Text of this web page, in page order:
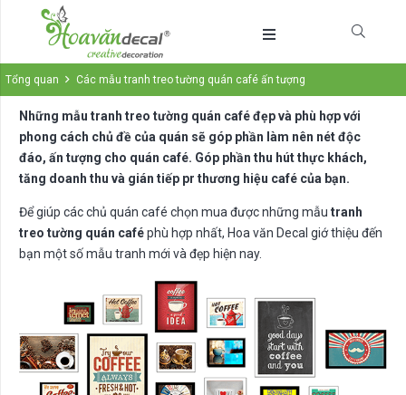
Tổng quan Các mẫu tranh treo tường quán café ấn tượng
Những mẫu tranh treo tường quán café đẹp và phù hợp với
phong cách chủ đề của quán sẽ góp phần làm nên nét độc
đáo, ấn tượng cho quán café. Góp phần thu hút thực khách,
tăng doanh thu và gián tiếp pr thương hiệu café của bạn.
Để giúp các chủ quán café chọn mua được những mẫu tranh
treo tường quán caféphù hợp nhất, Hoa văn Decal giớ thiệu đến
bạn một số mẫu tranh mới và đẹp hiện nay.